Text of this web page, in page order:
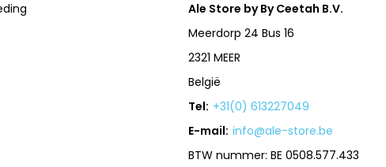
Ale Store by By Ceetah B.V.
Meerdorp 24 Bus 16
2321 MEER
België
Tel: +31(0) 613227049
E-mail: info@ale-store.be
BTW nummer: BE 0508.577.433